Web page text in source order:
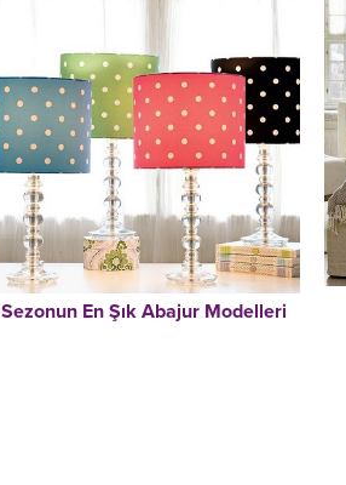
Sezonun En Şık Abajur Modelleri